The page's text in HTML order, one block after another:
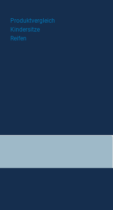
Produktvergleich
Kindersitze
Reifen